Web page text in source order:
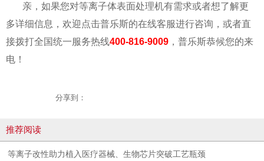
亲，如果您对等离子体表面处理机有需求或者想了解更
多详细信息，欢迎点击普乐斯的在线客服进行咨询，或者直
接拨打全国统一服务热线400-816-9009 ，普乐斯恭候您的来
电！
分享到：
推荐阅读
等离子改性助力植入医疗器械、生物芯片突破工艺瓶颈